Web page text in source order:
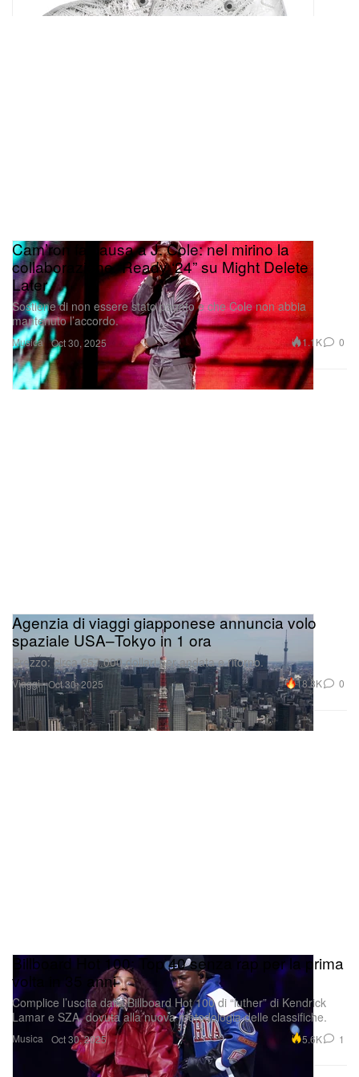
Musica
Cam’ron fa causa a J. Cole: nel mirino la
collaborazione “Ready ‘24” su Might Delete
Later
Sostiene di non essere stato pagato e che Cole non abbia
mantenuto l’accordo.
Oct 30, 2025 1.1K 0
Viaggi
Agenzia di viaggi giapponese annuncia volo
spaziale USA–Tokyo in 1 ora
Prezzo: circa 657.000 dollari per andata e ritorno.
Oct 30, 2025 18.8K 0
Musica
Billboard Hot 100: Top 40 senza rap per la prima
volta in 35 anni
Complice l’uscita dalla Billboard Hot 100 di “luther” di Kendrick
Lamar e SZA, dovuta alla nuova metodologia delle classifiche.
Oct 30, 2025 5.6K 1